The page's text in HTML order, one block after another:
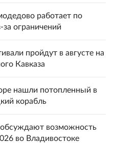
работает по
ограничений
пройдут в августе на
Кавказа
нашли потопленный в
корабль
возможность
во Владивостоке